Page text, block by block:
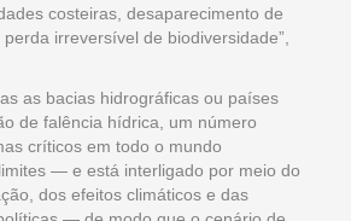
costeiras, desaparecimento de
irreversível de biodiversidade”,
as bacias hidrográficas ou países
de falência hídrica, um número
críticos em todo o mundo
— e está interligado por meio do
dos efeitos climáticos e das